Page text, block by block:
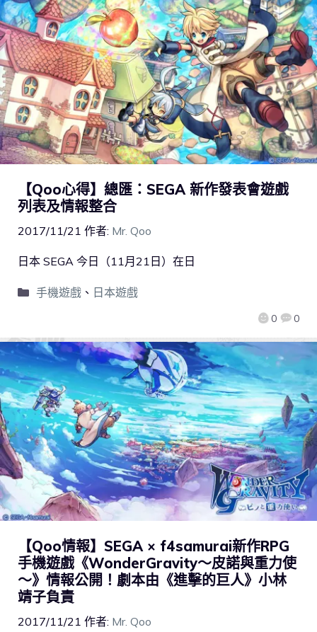
【Qoo心得】總匯：SEGA 新作發表會遊戲
列表及情報整合
2017/11/21 作者: Mr. Qoo
0 0
日本 SEGA 今日（11月21日）在日
手機遊戲、 日本遊戲
【Qoo情報】SEGA × f4samurai新作RPG
手機遊戲《WonderGravity～皮諾與重力使
～》情報公開！劇本由《進擊的巨人》小林
靖子負責
2017/11/21 作者: Mr. Qoo